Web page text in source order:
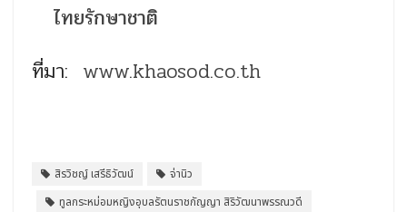
ไทยรักษาชาติ
ที่มา: www.khaosod.co.th
สิรวิชญ์ เสรีธิวัฒน์
จ่านิว
ทูลกระหม่อมหญิงอุบลรัตนราชกัญญา สิริวัฒนาพรรณวดี